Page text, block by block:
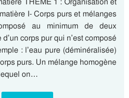
I- Corps purs et mélanges
au minimum de deux
corps pur qui n’est composé
: l’eau pure (déminéralisée)
purs. Un mélange homogène
on…